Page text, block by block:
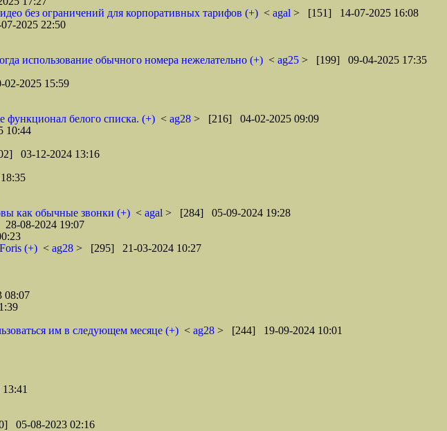
без ограничений для корпоративных тарифов (+) < agal > [151] 14-07-2025 16:08
2025 22:50
использование обычного номера нежелательно (+) < ag25 > [199] 09-04-2025 17:35
2025 15:59
функционал белого списка. (+) < ag28 > [216] 04-02-2025 09:09
10:44
03-12-2024 13:16
как обычные звонки (+) < agal > [284] 05-09-2024 19:28
08-2024 19:07
(+) < ag28 > [295] 21-03-2024 10:27
им в следующем месяце (+) < ag28 > [244] 19-09-2024 10:01
05-08-2023 02:16